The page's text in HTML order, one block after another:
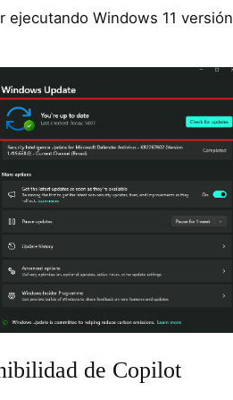
ejecutando Windows 11 versión
de Copilot